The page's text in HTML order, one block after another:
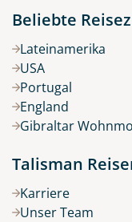
Beliebte
Lateinamerika
USA
Portugal
England
Gibraltar
Talisman
Karriere
Unser Team